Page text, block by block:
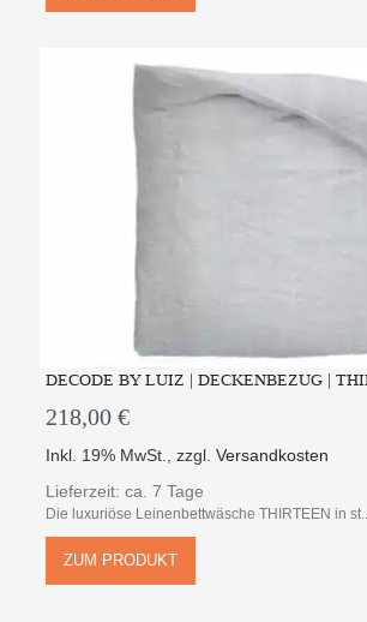
DECODE BY LUIZ | DECKENBEZUG |
218,00 €
Inkl. 19% MwSt. ,zzgl.Versandkosten
Lieferzeit: ca. 7 Tage
Die luxuriöse Leinenbettwäsche THIRTEEN in st...
ZUM PRODUKT